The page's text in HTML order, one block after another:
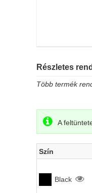
Részletes
Több termék
A
Szín
Black